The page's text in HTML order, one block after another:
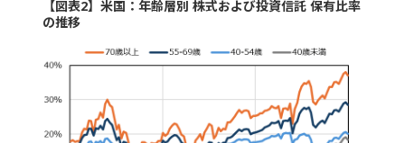
【図表2】米国：年齢層別 株式および投資信託 保有比率
の推移